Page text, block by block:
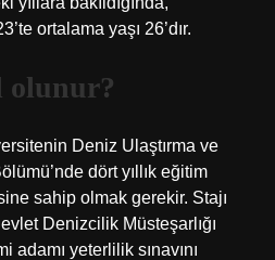
ortalama yaşı 26’dır.
olunur?
Deniz Ulaştırma ve
dört yıllık eğitim
sahip olmak gerekir. Stajı
Denizcilik Müsteşarlığı
adamı yeterlilik sınavını